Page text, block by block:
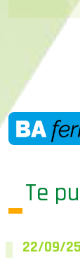
Te
22/09/25